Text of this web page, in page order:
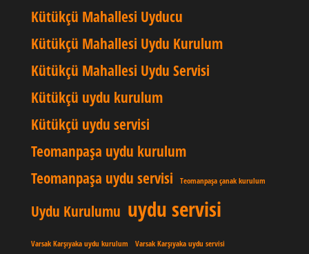
Kütükçü Mahallesi Uyducu
Kütükçü Mahallesi Uydu Kurulum
Kütükçü Mahallesi Uydu Servisi
Kütükçü uydu kurulum
Kütükçü uydu servisi
Teomanpaşa uydu kurulum
Teomanpaşa uydu servisi
Teomanpaşa çanak kurulum
Uydu Kurulumu uydu servisi
Varsak Karşıyaka uydu kurulum Varsak Karşıyaka uydu servisi